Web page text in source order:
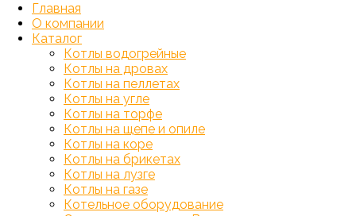
Главная
О компании
Каталог
Котлы водогрейные
Котлы на дровах
Котлы на пеллетах
Котлы на угле
Котлы на торфе
Котлы на щепе и опиле
Котлы на коре
Котлы на брикетах
Котлы на лузге
Котлы на газе
Котельное оборудование